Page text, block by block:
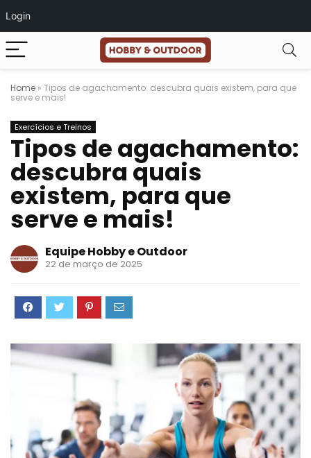
Login
Home » Tipos de agachamento: descubra quais existem, para que
serve e mais!
Exercícios e Treinos
Tipos de agachamento:
descubra quais
existem, para que
serve e mais!
Equipe Hobby e Outdoor
22 de março de 2025